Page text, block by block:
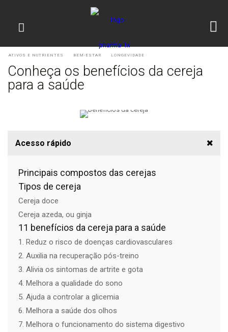
ATIVOS E NUTRIENTES BEM-ESTAR LONGEVIDADE
Conheça os benefícios da cereja
para a saúde
Acesso rápido
Principais compostos das cerejas
Tipos de cereja
Cereja doce
Cereja azeda, ou ginja
11 benefícios da cereja para a saúde
1. Reduz o risco de doenças cardiovasculares
2. Auxilia na recuperação pós-treino
3. Alivia os sintomas de artrite e gota
4. Melhora a qualidade do sono
5. Ajuda a controlar a glicemia
6. Melhora a saúde dos olhos
7. Melhora o funcionamento do sistema digestivo